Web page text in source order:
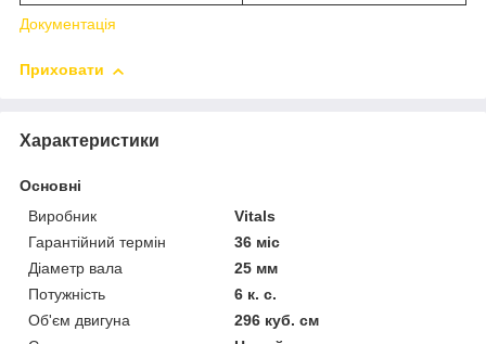
Документація
Приховати
Характеристики
Основні
Виробник
Vitals
Гарантійний термін
36 міс
Діаметр вала
25 мм
Потужність
6 к. с.
Об'єм двигуна
296 куб. см